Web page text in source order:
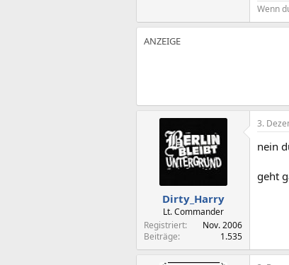
Wenn
Dirty_Harry
Lt. Commander
Registriert
Nov. 2006
Beiträge
1.535
3.
nein
geht